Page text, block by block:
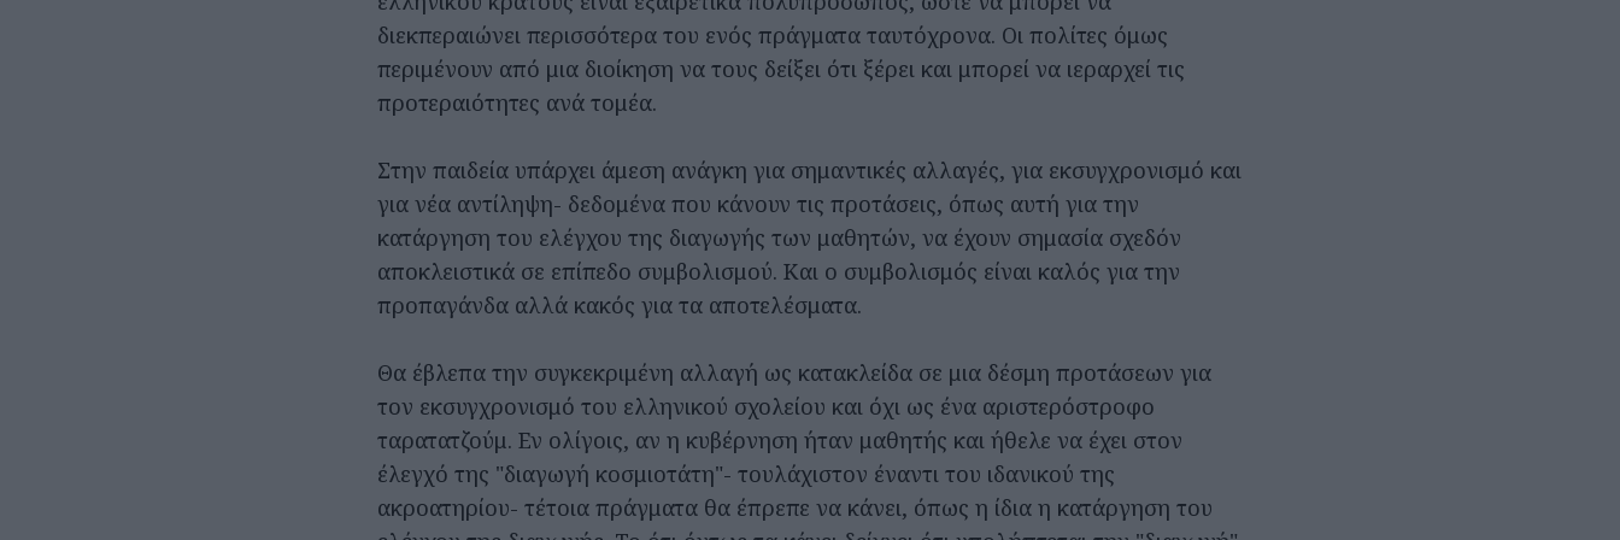
διεκπεραιώνει περισσότερα του ενός πράγματα ταυτόχρονα. Οι πολίτες όμως
περιμένουν από μια διοίκηση να τους δείξει ότι ξέρει και μπορεί να ιεραρχεί τις
προτεραιότητες ανά τομέα.
Στην παιδεία υπάρχει άμεση ανάγκη για σημαντικές αλλαγές, για εκσυγχρονισμό και
για νέα αντίληψη- δεδομένα που κάνουν τις προτάσεις, όπως αυτή για την
κατάργηση του ελέγχου της διαγωγής των μαθητών, να έχουν σημασία σχεδόν
αποκλειστικά σε επίπεδο συμβολισμού. Και ο συμβολισμός είναι καλός για την
προπαγάνδα αλλά κακός για τα αποτελέσματα.
Θα έβλεπα την συγκεκριμένη αλλαγή ως κατακλείδα σε μια δέσμη προτάσεων για
τον εκσυγχρονισμό του ελληνικού σχολείου και όχι ως ένα αριστερόστροφο
ταρατατζούμ. Εν ολίγοις, αν η κυβέρνηση ήταν μαθητής και ήθελε να έχει στον
έλεγχό της "διαγωγή κοσμιοτάτη"- τουλάχιστον έναντι του ιδανικού της
ακροατηρίου- τέτοια πράγματα θα έπρεπε να κάνει, όπως η ίδια η κατάργηση του